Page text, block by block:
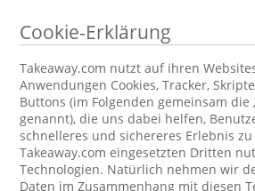
Cookie-Erklärung
Takeaway.com nutzt auf ihren
Anwendungen Cookies, Tracker,
Buttons (im Folgenden gemeinsam die
genannt), die uns dabei helfen,
schnelleres und sichereres Erlebnis
Takeaway.com eingesetzten Dritten
Technologien. Natürlich nehmen wir
Daten im Zusammenhang mit diesen